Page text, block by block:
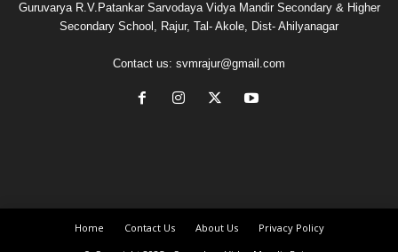
Guruvarya R.V.Patankar Sarvodaya Vidya Mandir Secondary & Higher
Secondary School, Rajur, Tal- Akole, Dist- Ahilyanagar
Contact us: svmrajur@gmail.com
Home Contact Us About Us
Privacy Policy